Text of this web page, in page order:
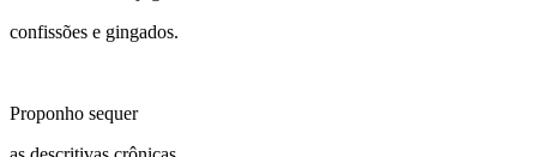
confissões e gingados.
Proponho sequer